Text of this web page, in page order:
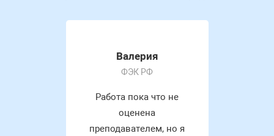
Валерия
ФЭК РФ
Работа пока что не
оценена
преподавателем, но я